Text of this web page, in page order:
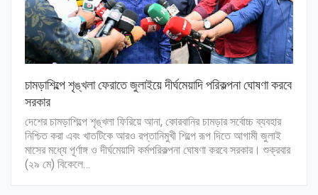
চামড়াশিল্পে শৃঙ্খলা ফেরাতে জুলাইয়ে দীর্ঘমেয়াদি পরিকল্পনা ঘোষণা করবে
সরকার
দেশের চামড়াশিল্পে শৃঙ্খলা ফিরিয়ে আনা, কোরবানির চামড়ার সর্বোচ্চ ব্যবহার
নিশ্চিত করা এবং খাতটিকে আরও রপ্তানিমুখী শিল্পে রূপ দিতে আগামী জুলাই
মাসের মধ্যে পূর্ণাঙ্গ ও দীর্ঘমেয়াদি কর্মপরিকল্পনা ঘোষণা করবে সরকার। শুক্রবার
(২৯ মে) বিকেলে…